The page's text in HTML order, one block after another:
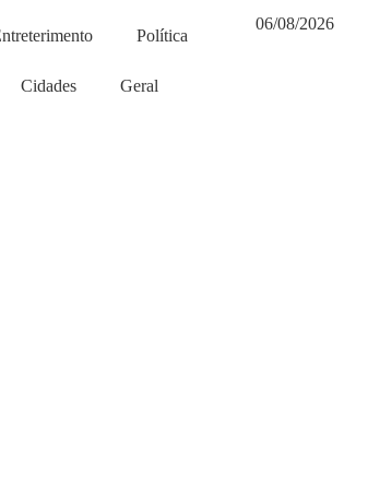
Política
Cidades Geral
06/08/2026